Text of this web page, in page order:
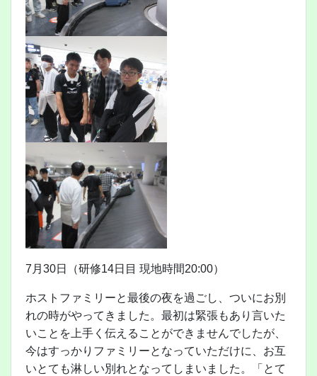
7月30日（研修14日目 現地時間20:00）
ホストファミリーと最後の夜を過ごし、ついにお別
れの時がやってきました。最初は緊張もあり言いた
いことを上手く伝えることができませんでしたが、
今はすっかりファミリーとなっていただけに、お互
いとても淋しい別れとなってしまいました。「とて